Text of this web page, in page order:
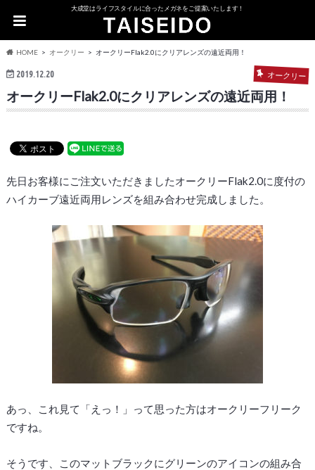
大成堂はライフスタイルに合ったメガネをご提案いたします！
HOME オークリー オークリーFlak2.0にクリアレンズの遠近両用！
2019.12.20 オークリー
オークリーFlak2.0にクリアレンズの遠近両用！
先日お客様にご注文いただきましたオークリーFlak2.0に度付の
ハイカーブ遠近両用レンズを組み合わせ完成しました。
あっ、これ見て「えっ！」って思った方はオークリーフリーク
ですね。
そうです、このマットブラックにグリーンのアイコンの組み合